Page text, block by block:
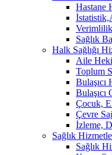
Hastane
Sağlık
Halk Sağlığı
Aile
Toplum
Bulaşıcı
Bulaşıcı
Çocuk,
Çevre
İzleme,
Sağlık
Sağlık